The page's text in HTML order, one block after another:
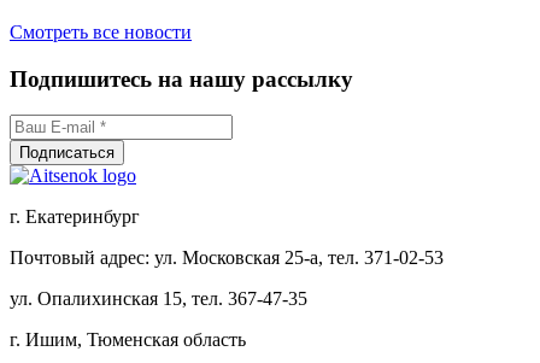
Смотреть все новости
Подпишитесь на нашу рассылку
г. Екатеринбург
Почтовый адрес: ул. Московская 25-а, тел. 371-02-53
ул. Опалихинская 15, тел. 367-47-35
г. Ишим, Тюменская область